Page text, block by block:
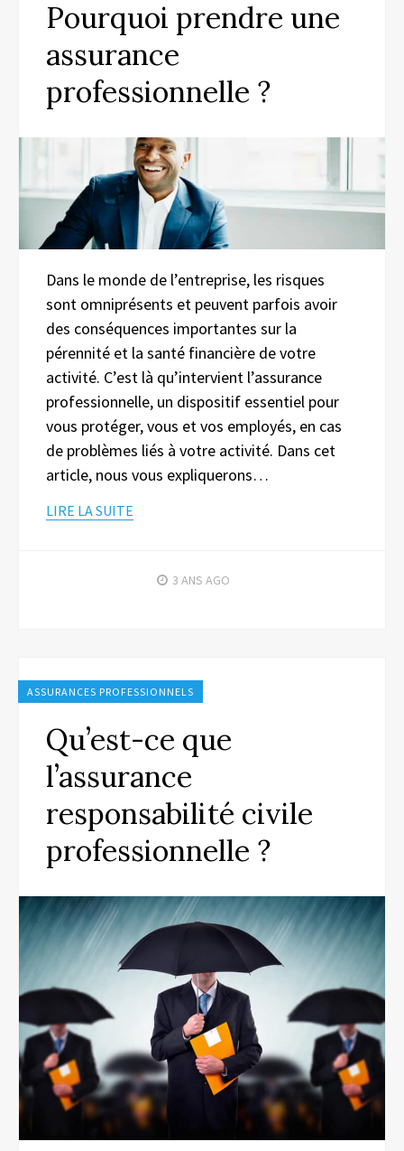
Pourquoi prendre une
assurance
professionnelle ?
Dans le monde de l’entreprise, les risques
sont omniprésents et peuvent parfois avoir
des conséquences importantes sur la
pérennité et la santé financière de votre
activité. C’est là qu’intervient l’assurance
professionnelle, un dispositif essentiel pour
vous protéger, vous et vos employés, en cas
de problèmes liés à votre activité. Dans cet
article, nous vous expliquerons…
LIRE LA SUITE
3 ANS AGO
ASSURANCES PROFESSIONNELS
Qu’est-ce que
l’assurance
responsabilité civile
professionnelle ?